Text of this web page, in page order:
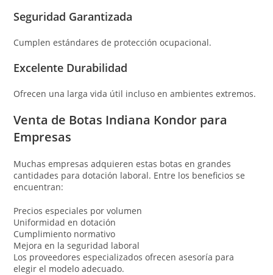
Seguridad Garantizada
Cumplen estándares de protección ocupacional.
Excelente Durabilidad
Ofrecen una larga vida útil incluso en ambientes extremos.
Venta de Botas Indiana Kondor para
Empresas
Muchas empresas adquieren estas botas en grandes
cantidades para dotación laboral. Entre los beneficios se
encuentran:
Precios especiales por volumen
Uniformidad en dotación
Cumplimiento normativo
Mejora en la seguridad laboral
Los proveedores especializados ofrecen asesoría para
elegir el modelo adecuado.